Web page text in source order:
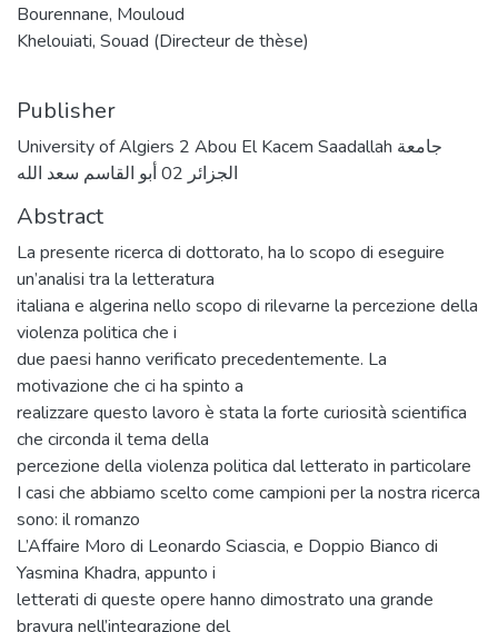
Bourennane, Mouloud
Khelouiati, Souad (Directeur de thèse)
Publisher
University of Algiers 2 Abou El Kacem Saadallah جامعة
الجزائر 02 أبو القاسم سعد الله
Abstract
La presente ricerca di dottorato, ha lo scopo di eseguire
un’analisi tra la letteratura
italiana e algerina nello scopo di rilevarne la percezione della
violenza politica che i
due paesi hanno verificato precedentemente. La
motivazione che ci ha spinto a
realizzare questo lavoro è stata la forte curiosità scientifica
che circonda il tema della
percezione della violenza politica dal letterato in particolare
I casi che abbiamo scelto come campioni per la nostra ricerca
sono: il romanzo
L’Affaire Moro di Leonardo Sciascia, e Doppio Bianco di
Yasmina Khadra, appunto i
letterati di queste opere hanno dimostrato una grande
bravura nell’integrazione del